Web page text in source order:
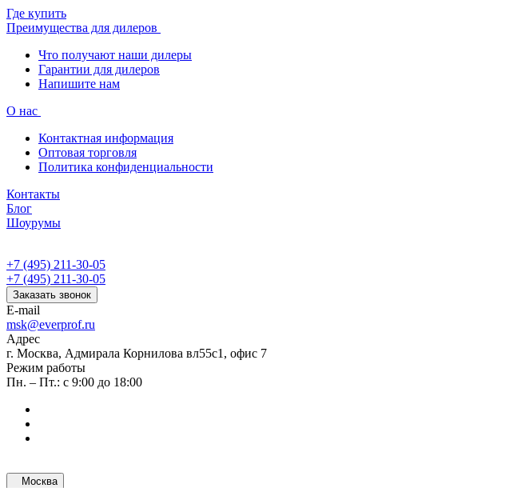
Где купить
Преимущества для дилеров
Что получают наши дилеры
Гарантии для дилеров
Напишите нам
О нас
Контактная информация
Оптовая торговля
Политика конфиденциальности
Контакты
Блог
Шоурумы
+7 (495) 211-30-05
+7 (495) 211-30-05
Заказать звонок
E-mail
msk@everprof.ru
Адрес
г. Москва, Адмирала Корнилова вл55с1, офис 7
Режим работы
Пн. – Пт.: с 9:00 до 18:00
Москва